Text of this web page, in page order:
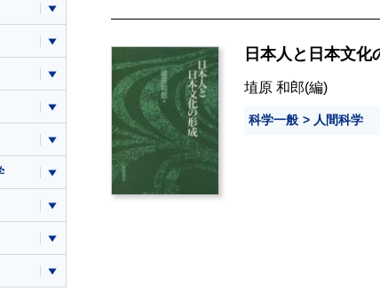
日本人と日本文化
埴原 和郎(編)
科学一般 人間科学